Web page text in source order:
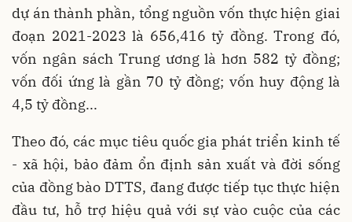
dự án thành phần, tổng nguồn vốn thực hiện giai
đoạn 2021-2023 là 656,416 tỷ đồng. Trong đó,
vốn ngân sách Trung ương là hơn 582 tỷ đồng;
vốn đối ứng là gần 70 tỷ đồng; vốn huy động là
4,5 tỷ đồng...
Theo đó, các mục tiêu quốc gia phát triển kinh tế
- xã hội, bảo đảm ổn định sản xuất và đời sống
của đồng bào DTTS, đang được tiếp tục thực hiện
đầu tư, hỗ trợ hiệu quả với sự vào cuộc của các